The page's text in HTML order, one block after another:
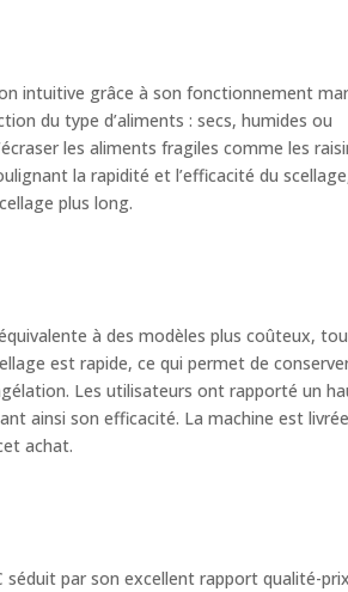
intuitive grâce à son fonctionnement
du type d’aliments : secs, humides ou
les aliments fragiles comme les
la rapidité et l’efficacité du
plus long.
à des modèles plus coûteux,
est rapide, ce qui permet de
Les utilisateurs ont rapporté un
ainsi son efficacité. La machine est livrée
achat.
séduit par son excellent rapport qualité-